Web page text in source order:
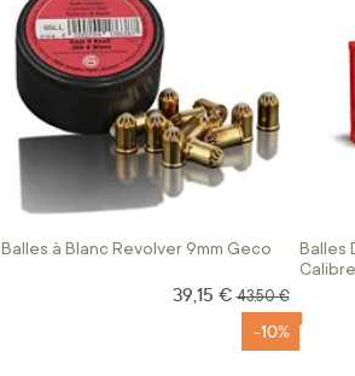
Balles à Blanc Revolver 9mm Geco
Prix Spécial
39,15 € Prix normal
43,50 €
Balles
-10%